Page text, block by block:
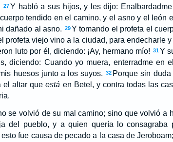
27Y habló a sus hijos, y les dijo:
tendido en el camino, y el asno y el león
dañado al asno. 29Y tomando el profeta el
profeta viejo vino a la ciudad, para endecharle
luto por él, diciendo: ¡Ay, hermano mío! 31Y
diciendo: Cuando yo muera, enterradme en
huesos junto a los suyos.
32 Porque sin
el altar queestá en Betel, y contra todas las
se volvió de su mal camino; sino que volvió a
del pueblo, y a quien quería lo consagraba
esto fue causa de pecado a la casa de